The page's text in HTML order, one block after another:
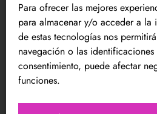
Para ofrecer las mejores
para almacenar y/o acceder a
de estas tecnologías nos
navegación o las
consentimiento, puede afectar
funciones.
más
¡ Disfruta de las cosas hechas
exclusivamente para ti!